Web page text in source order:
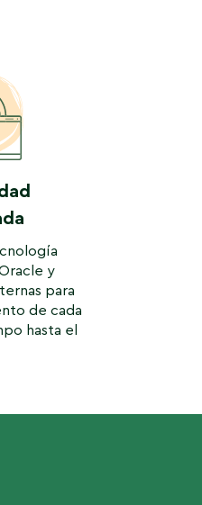
y
para
de cada
hasta el